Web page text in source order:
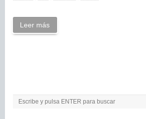
Leer más